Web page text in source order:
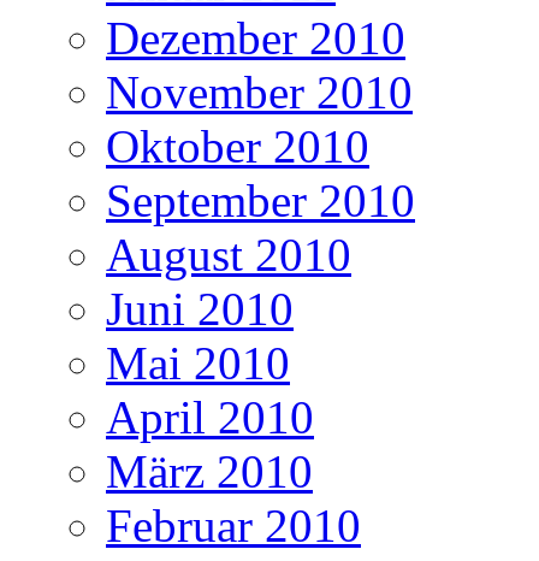
Dezember 2010
November 2010
Oktober 2010
September 2010
August 2010
Juni 2010
Mai 2010
April 2010
März 2010
Februar 2010